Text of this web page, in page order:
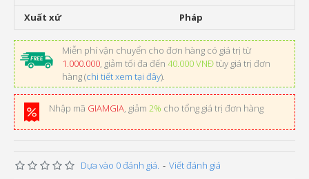
Xuất xứ
Pháp
Miễn phí vận chuyển cho đơn hàng có giá trị từ
1.000.000, giảm tối đa đến 40.000 VNĐtùy giá trị đơn
hàng (chi tiết xem tại đây).
Nhập mã GIAMGIA, giảm 2% cho tổng giá trị đơn hàng
Dựa vào 0 đánh giá. - Viết đánh giá